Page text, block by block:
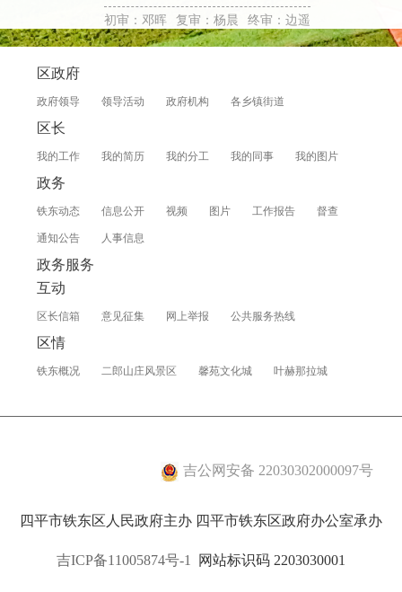
初审：邓晖 复审：杨晨 终审：边遥
区政府
政府领导 领导活动 政府机构 各乡镇街道
区长
我的工作 我的简历 我的分工 我的同事 我的图片
政务
铁东动态 信息公开 视频 图片 工作报告 督查
通知公告 人事信息
政务服务
互动
区长信箱 意见征集 网上举报 公共服务热线
区情
铁东概况 二郎山庄风景区 馨苑文化城 叶赫那拉城
吉公网安备 22030302000097号
四平市铁东区人民政府主办 四平市铁东区政府办公室承办
吉ICP备11005874号-1 网站标识码 2203030001